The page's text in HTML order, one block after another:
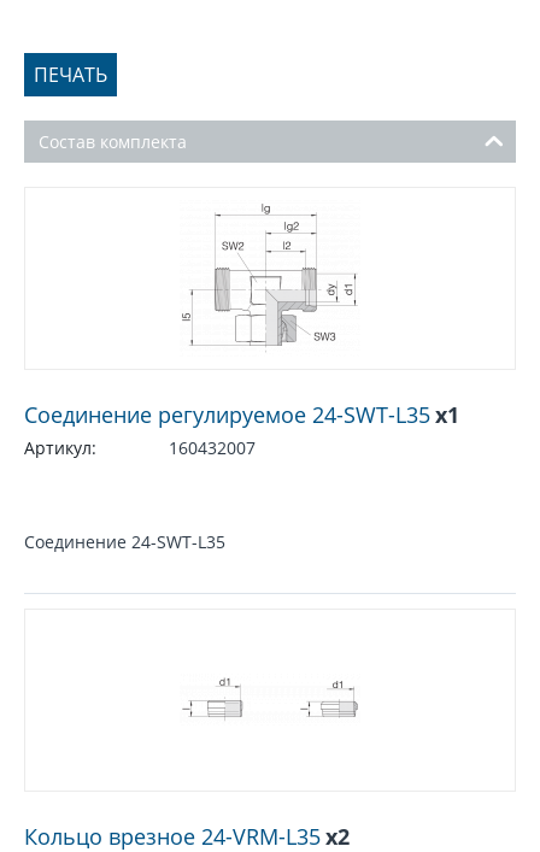
ПЕЧАТЬ
Состав комплекта
Соединение регулируемое 24-SWT-L35x1
Артикул: 160432007
Соединение 24-SWT-L35
Кольцо врезное 24-VRM-L35x2